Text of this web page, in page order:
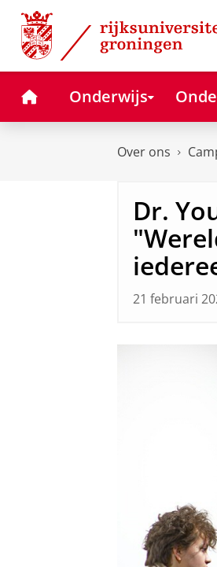
Skip
Content
Skip
Navigation
HomeOnderwijs
Over ons
Dr.
21 februari